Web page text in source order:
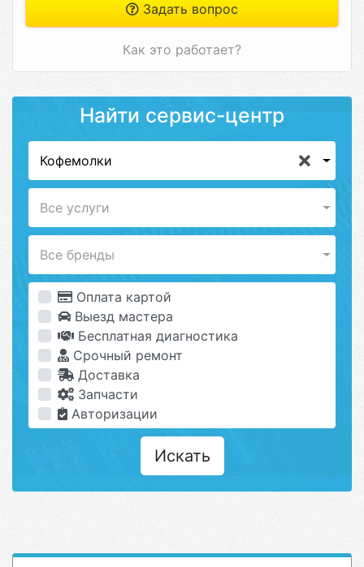
Задать вопрос
Как это работает?
Найти сервис-центр
Кофемолки
Все услуги
Все бренды
Оплата картой
Выезд мастера
Бесплатная диагностика
Срочный ремонт
Доставка
Запчасти
Авторизации
Искать